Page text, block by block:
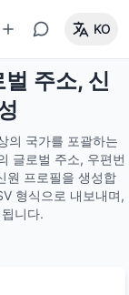
KO
주소, 신
의 국가를 포괄하는
글로벌 주소, 우편번
원 프로필을 생성합
형식으로 내보내며,
니다.